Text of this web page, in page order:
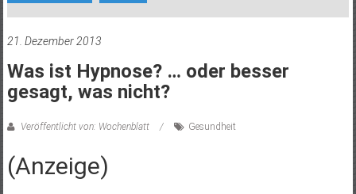
21. Dezember 2013
Was ist Hypnose? … oder besser
gesagt, was nicht?
Veröffentlicht von: Wochenblatt Gesundheit
(Anzeige)